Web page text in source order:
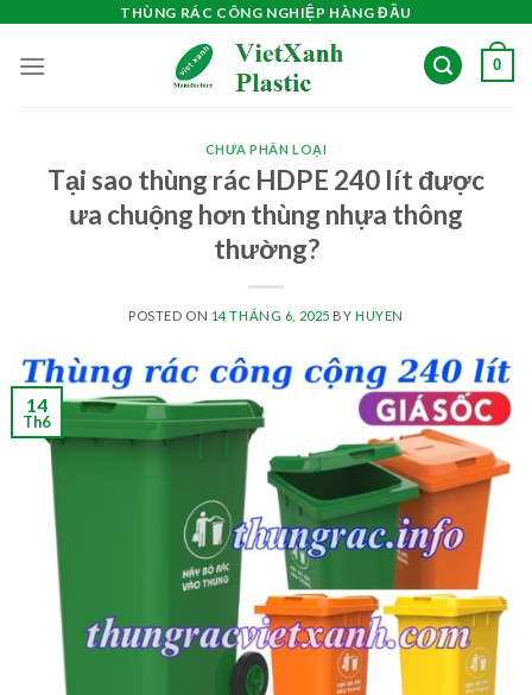
content
THÙNG RÁC CÔNG NGHIỆP HÀNG ĐẦU
0
CHƯA PHÂN LOẠI
Tại sao thùng rác HDPE 240 lít được
ưa chuộng hơn thùng nhựa thông
thường?
POSTED ON 14 THÁNG 6, 2025 BY HUYEN
14
Th6